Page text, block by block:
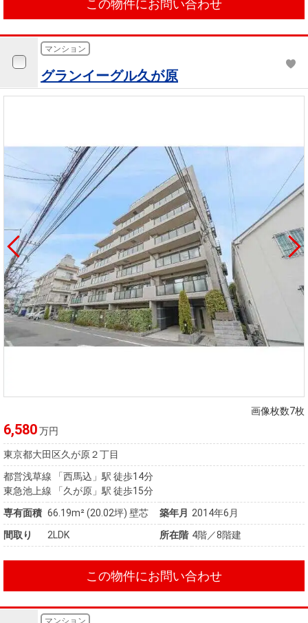
この物件にお問い合わせ
マンション
グランイーグル久が原
画像枚数7枚
6,580万円
東京都大田区久が原２丁目
都営浅草線 「西馬込」駅 徒歩14分
東急池上線 「久が原」駅 徒歩15分
専有面積 66.19m²(20.02坪) 壁芯 築年月 2014年6月
間取り
2LDK 所在階 4階／8階建
この物件にお問い合わせ